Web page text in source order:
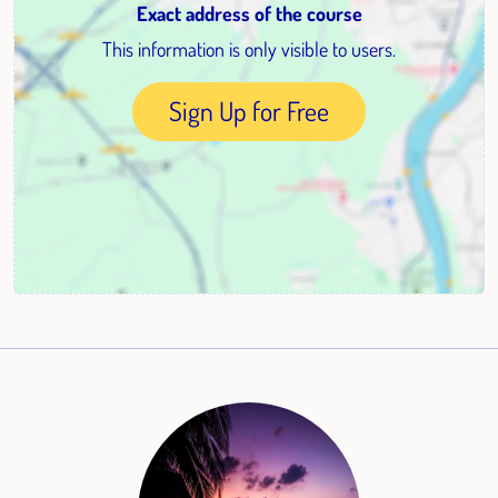
Exact address of the course
This information is only visible to users.
Sign Up for Free